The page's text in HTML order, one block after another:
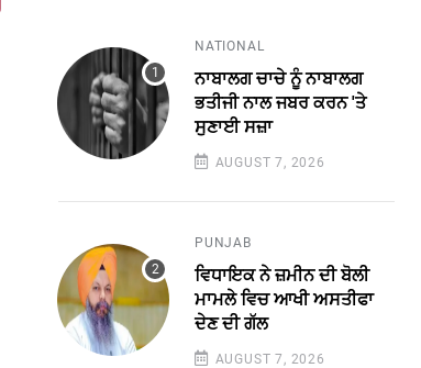
NATIONAL
ਨਾਬਾਲਗ ਚਾਚੇ ਨੂੰ ਨਾਬਾਲਗ
ਭਤੀਜੀ ਨਾਲ ਜਬਰ ਕਰਨ 'ਤੇ
ਸੁਣਾਈ ਸਜ਼ਾ
AUGUST 7, 2026
PUNJAB
ਵਿਧਾਇਕ ਨੇ ਜ਼ਮੀਨ ਦੀ ਬੋਲੀ
ਮਾਮਲੇ ਵਿਚ ਆਖੀ ਅਸਤੀਫਾ
ਦੇਣ ਦੀ ਗੱਲ
AUGUST 7, 2026